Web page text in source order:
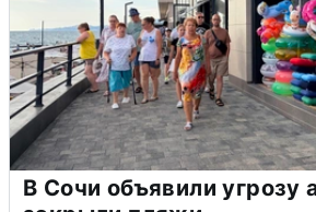
В Сочи объявили угрозу